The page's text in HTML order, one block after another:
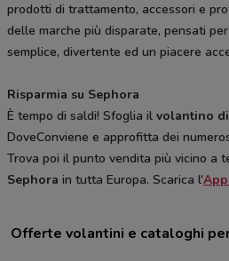
prodotti di trattamento, accessori e
delle marche più disparate, pensati
semplice, divertente ed un piacere
Risparmia su Sephora
È tempo di saldi! Sfoglia il volantino
DoveConviene e approfitta dei
Trova poi il punto vendita più vicino a
Sephora in tutta Europa. Scarica l'
Offerte volantini e cataloghi